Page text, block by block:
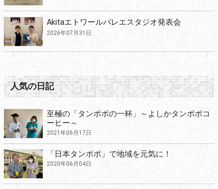
Akitaエトワールバレエスタジオ発表会
2026年07月31日
人気の日記
至極の「タンポポの一杯」～よしかタンポポコ
ーヒー～
2021年06月17日
「日本タンポポ」で地域を元気に！
2020年06月04日